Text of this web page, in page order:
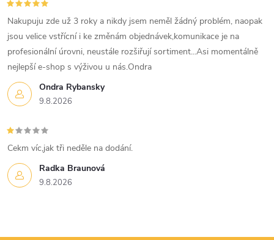
Ondra Rybansky
9.8.2026
Nakupuju zde už 3 roky a nikdy jsem neměl žádný problém, naopak
jsou velice vstřícní i ke změnám objednávek,komunikace je na
profesionální úrovni, neustále rozšiřují sortiment...Asi momentálně
nejlepší e-shop s výživou u nás.Ondra
Radka Braunová
9.8.2026
Cekm víc,jak tři neděle na dodání.